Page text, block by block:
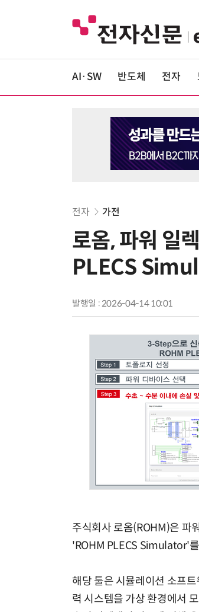
AI·SW 반도체 전자
전자 가전
로옴, 파워 일
PLECS
발행일 : 2026-04-14 10:01
주식회사 로옴(ROHM)은 파
'ROHM PLECS Simulator'
해당 툴은 시뮬레이션 소프
력 시스템을 가상 환경에서